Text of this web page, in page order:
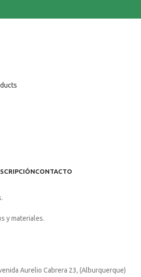
CONTACTO
y materiales.
Aurelio Cabrera 23, (Alburquerque)